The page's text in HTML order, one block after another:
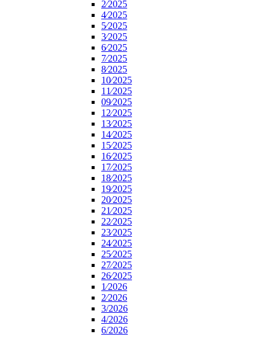
2⁄2025
4⁄2025
5⁄2025
3⁄2025
6⁄2025
7⁄2025
8⁄2025
10⁄2025
11⁄2025
09⁄2025
12⁄2025
13⁄2025
14⁄2025
15⁄2025
16⁄2025
17⁄2025
18⁄2025
19⁄2025
20⁄2025
21⁄2025
22⁄2025
23⁄2025
24⁄2025
25⁄2025
27⁄2025
26⁄2025
1⁄2026
2⁄2026
3/2026
4/2026
6/2026